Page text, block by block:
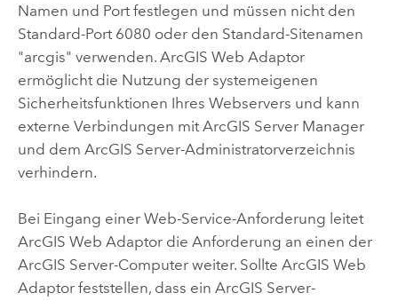
Namen und Port festlegen und müssen nicht den
Standard-Port 6080 oder den Standard-Sitenamen
"arcgis" verwenden. ArcGIS Web Adaptor
ermöglicht die Nutzung der systemeigenen
Sicherheitsfunktionen Ihres Webservers und kann
externe Verbindungen mit ArcGIS ServerManager
und dem ArcGIS Server-Administratorverzeichnis
verhindern.
Bei Eingang einer Web-Service-Anforderung leitet
ArcGIS Web Adaptordie Anforderung an einen der
ArcGIS Server-Computer weiter. Sollte ArcGIS Web
Adaptorfeststellen, dass ein ArcGIS Server-